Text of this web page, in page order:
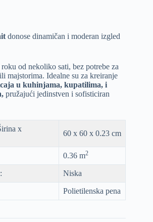
donose dinamičan i moderan izgled
roku od nekoliko sati, bez potrebe za
majstorima. Idealne su za kreiranje
u kuhinjama, kupatilima, i
pružajući jedinstven i sofisticiran
x
60 x 60 x 0.23 cm
0.36 m2
Niska
Polietilenska pena